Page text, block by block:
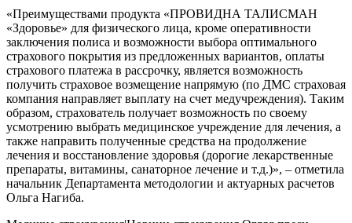
«Преимуществами продукта «ПРОВИДНА ТАЛИСМАН
«Здоровье» для физического лица, кроме оперативности
заключения полиса и возможности выбора оптимального
страхового покрытия из предложенных вариантов, оплаты
страхового платежа в рассрочку, является возможность
получить страховое возмещение напрямую (по ДМС страховая
компания направляет выплату на счет медучреждения). Таким
образом, страхователь получает возможность по своему
усмотрению выбрать медицинское учреждение для лечения, а
также направить полученные средства на продолжение
лечения и восстановление здоровья (дорогие лекарственные
препараты, витамины, санаторное лечение и т.д.)», – отметила
начальник Департамента методологии и актуарных расчетов
Ольга Нагиба.